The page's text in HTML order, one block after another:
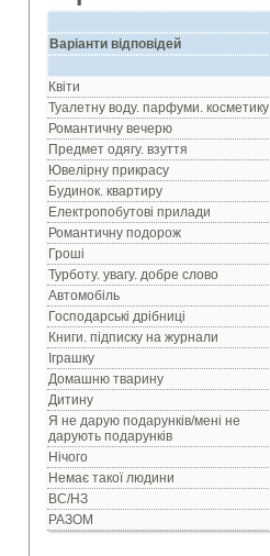
Варіанти відповідей
Квiти
Туалетну воду. парфуми. косметику
Романтичну вечерю
Предмет одягу. взуття
Ювелiрну прикрасу
Будинок. квартиру
Електропобутовi прилади
Романтичну подорож
Грошi
Турботу. увагу. добре слово
Автомобiль
Господарськi дрiбницi
Книги. пiдписку на журнали
Iграшку
Домашню тварину
Дитину
Я не дарую подарункiв/мені не
дарують подарунків
Нiчого
Немає такої людини
ВС/НЗ
РАЗОМ